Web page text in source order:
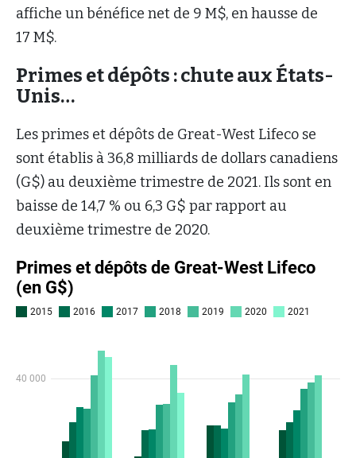
affiche un bénéfice net de 9 M$, en hausse de
17 M$.
Primes et dépôts : chute aux États-
Unis…
Les primes et dépôts de Great-West Lifeco se
sont établis à 36,8 milliards de dollars canadiens
(G$) au deuxième trimestre de 2021. Ils sont en
baisse de 14,7 % ou 6,3 G$ par rapport au
deuxième trimestre de 2020.